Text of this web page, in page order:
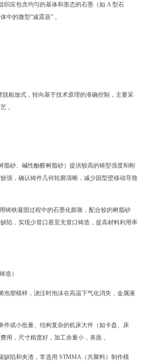
应包含均匀的基体和形态的石墨（如 A 型石
中的微型“减震器” 。
脱粗放式，转向基于技术原理的准确控制，主要采
。
砂、碱性酚醛树脂砂）提供较高的铸型强度和刚
强，确认铸件几何轮廓清晰，减少因型壁移动导致
铸铁凝固过程中的石墨化膨胀，配合较的树脂砂
陷，实现少冒口甚至无冒口铸造，提高材料利用率
造）
塑模样，浇注时泡沫在高温下气化消失，金属液
或小批量、结构复杂的机床大件（如卡盘、床
用，尺寸精度好，加工余量小，表面 。
陷和夹渣，常选用 STMMA（共聚料）制作模